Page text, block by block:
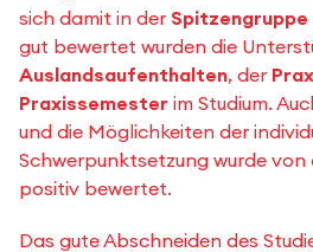
sich damit in der Spitzengruppe
gut bewertet wurden die
Auslandsaufenthalten, der
Praxissemester im Studium.
und die Möglichkeiten der
Schwerpunktsetzung wurde von
positiv bewertet.
Das gute Abschneiden des